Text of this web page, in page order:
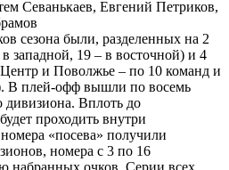
Севанькаев, Евгений Петриков,
сезона были, разделенных на 2
западной, 19 – в восточной) и 4
и Поволжье – по 10 команд и
В плей-офф вышли по восемь
Вплоть до
проходить внутри
«посева» получили
номера с 3 по 16
набранных очков. Серии всех